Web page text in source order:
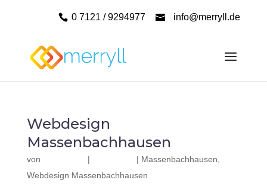
0 7121 / 9294977 info@merryll.de
Webdesign
Massenbachhausen
von | | Massenbachhausen
Webdesign Massenbachhausen